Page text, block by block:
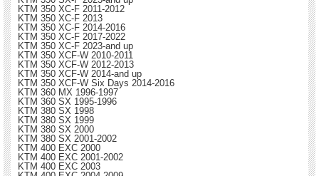
KTM 350 XC-F 2011-2012
KTM 350 XC-F 2013
KTM 350 XC-F 2014-2016
KTM 350 XC-F 2017-2022
KTM 350 XC-F 2023-and up
KTM 350 XCF-W 2010-2011
KTM 350 XCF-W 2012-2013
KTM 350 XCF-W 2014-and up
KTM 350 XCF-W Six Days 2014-2016
KTM 360 MX 1996-1997
KTM 360 SX 1995-1996
KTM 380 SX 1998
KTM 380 SX 1999
KTM 380 SX 2000
KTM 380 SX 2001-2002
KTM 400 EXC 2000
KTM 400 EXC 2001-2002
KTM 400 EXC 2003